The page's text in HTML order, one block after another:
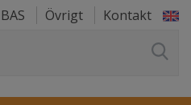
Övrigt
Kontakt